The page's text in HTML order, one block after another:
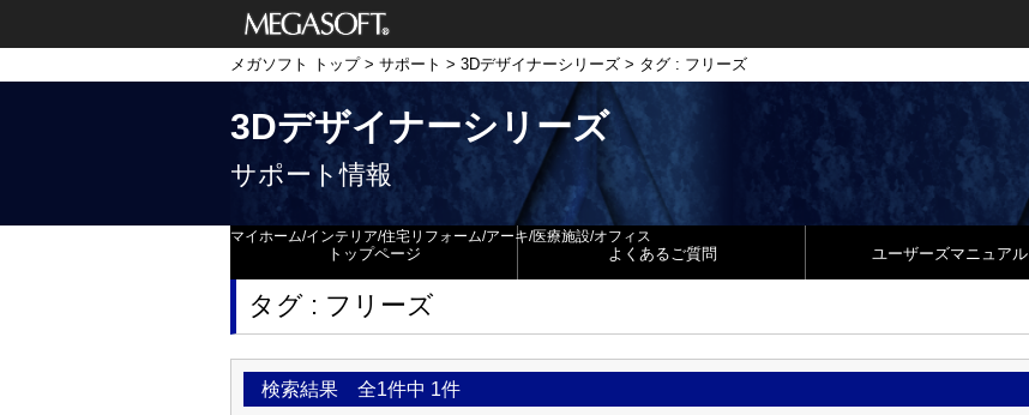
メガソフト株式
会社
メガソフト トップ> サポート > 3Dデザイナーシリーズ > タグ : フリーズ
3Dデザイナーシリーズ
サポート情報
マイホーム/インテリア/住宅リフォーム/アーキ/医療施設/オフィス
トップページ よくあるご質問 ユーザーズマニュアル
タグ : フリーズ
検索結果 全1件中 1件